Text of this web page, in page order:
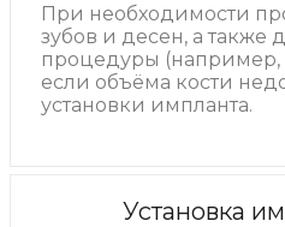
При необходимости
зубов и десен, а также
процедуры (например,
если объёма кости
установки импланта.
Установка